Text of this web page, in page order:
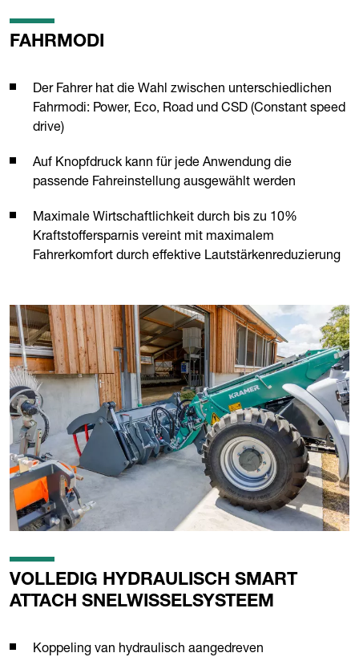
FAHRMODI
Der Fahrer hat die Wahl zwischen unterschiedlichen
Fahrmodi: Power, Eco, Road und CSD (Constant speed
drive)
Auf Knopfdruck kann für jede Anwendung die
passende Fahreinstellung ausgewählt werden
Maximale Wirtschaftlichkeit durch bis zu 10%
Kraftstoffersparnis vereint mit maximalem
Fahrerkomfort durch effektive Lautstärkenreduzierung
VOLLEDIG HYDRAULISCH SMART
ATTACH SNELWISSELSYSTEEM
Koppeling van hydraulisch aangedreven